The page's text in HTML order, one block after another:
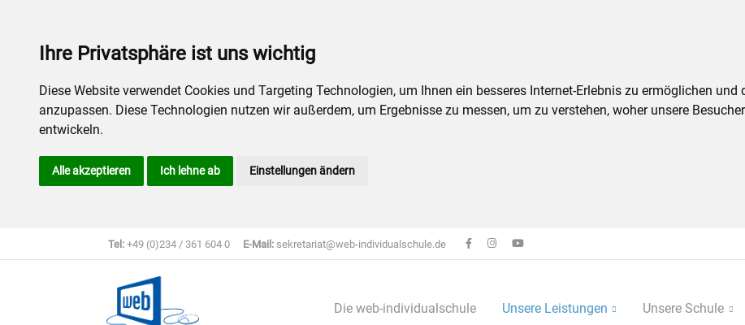
Ihre Privatsphäre ist uns wichtig
Diese Website verwendet Cookies und Targeting Technologien, um Ihnen ein besseres Internet-Erlebnis zu ermöglichen
anzupassen. Diese Technologien nutzen wir außerdem, um Ergebnisse zu messen, um zu verstehen, woher unsere
entwickeln.
Alle akzeptieren Ich lehne ab Einstellungen ändern
Tel: +49 (0)234 / 361 604 0 E-Mail: sekretariat@web-individualschule.de
Die web-individualschule Unsere Leistungen Unsere Schule